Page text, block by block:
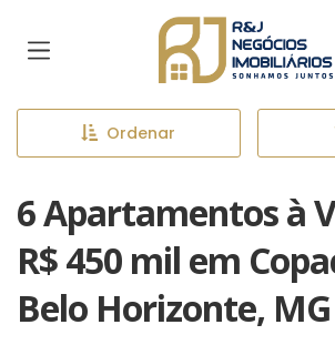
Página inicial
Ordenar
6 Apartamentos à
R$ 450 mil em
Belo Horizonte, MG